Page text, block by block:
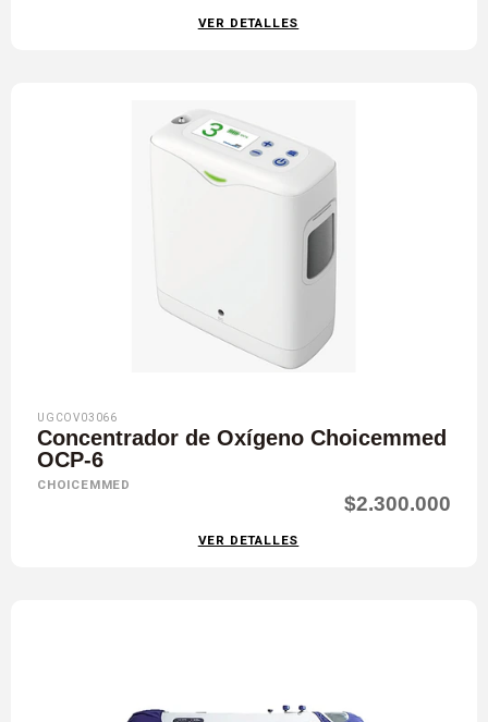
VER DETALLES
UGCOV03066
Concentrador de Oxígeno Choicemmed
OCP-6
CHOICEMMED
$2.300.000
VER DETALLES